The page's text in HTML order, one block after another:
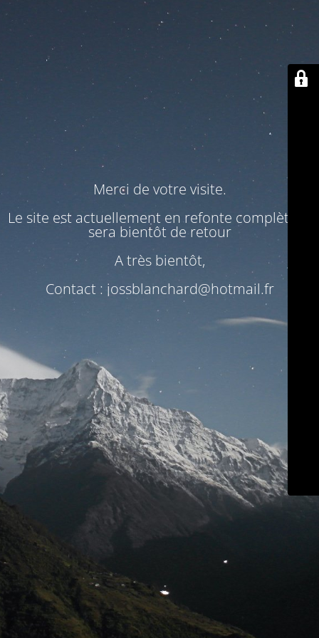
Merci de votre visite.
Le site est actuellement en refonte complète. Il
sera bientôt de retour
A très bientôt,
Contact : jossblanchard@hotmail.fr